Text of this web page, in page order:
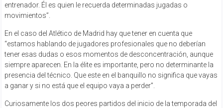
entrenador. Él es quien le recuerda determinadas jugadas o
movimientos”.
En el caso del Atlético de Madrid hay que tener en cuenta que
“estamos hablando de jugadores profesionales que no deberían
tener esas dudas o esos momentos de desconcentración, aunque
siempre aparecen. En la élite es importante, pero no determinante la
presencia del técnico. Que este en el banquillo no significa que vayas
a ganar y si no está que el equipo vaya a perder”.
Curiosamente los dos peores partidos del inicio de la temporada del